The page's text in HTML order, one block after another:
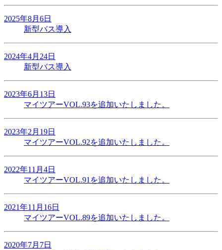
2025年8月6日
新型バス導入
2024年4月24日
新型バス導入
2023年6月13日
マイツアーVOL.93を追加いたしました。
2023年2月19日
マイツアーVOL.92を追加いたしました。
2022年11月4日
マイツアーVOL.91を追加いたしました。
2021年11月16日
マイツアーVOL.89を追加いたしました。
2020年7月7日